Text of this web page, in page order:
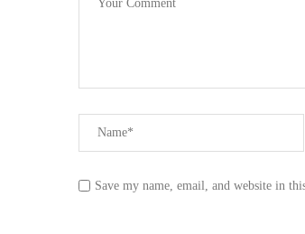
Save my name, email, and website in